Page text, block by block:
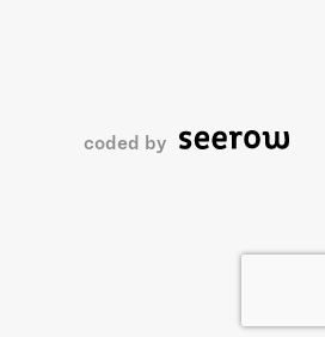
coded by